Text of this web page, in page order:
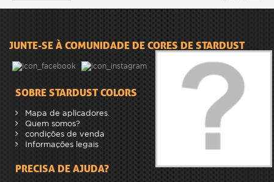
JUNTE-SE À COMUNIDADE DE CORES DE STARDUST
SOBRE STARDUST COLORS
Mapa de aplicadores.
Quem somos?
condições de venda
Informações legais
PRECISA DE AJUDA?